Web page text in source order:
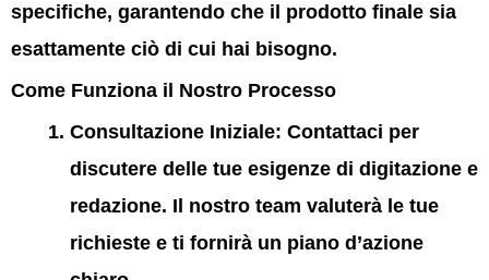
specifiche, garantendo che il prodotto finale sia
esattamente ciò di cui hai bisogno.
Come Funziona il Nostro Processo
Consultazione Iniziale: Contattaci per
discutere delle tue esigenze di digitazione e
redazione. Il nostro team valuterà le tue
richieste e ti fornirà un piano d’azione